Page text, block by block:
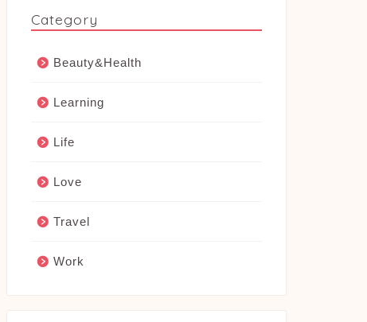
Category
Beauty&Health
Learning
Life
Love
Travel
Work